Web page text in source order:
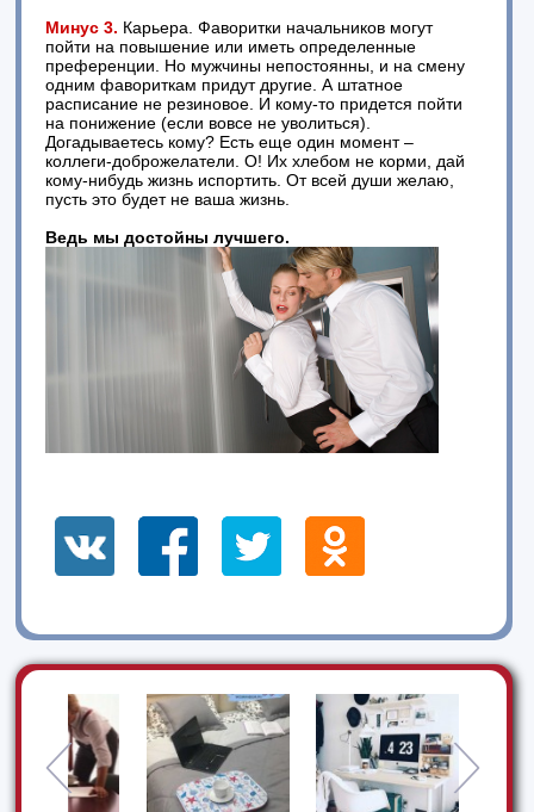
Минус 3. Карьера. Фаворитки начальников могут
пойти на повышение или иметь определенные
преференции. Но мужчины непостоянны, и на смену
одним фавориткам придут другие. А штатное
расписание не резиновое. И кому-то придется пойти
на понижение (если вовсе не уволиться).
Догадываетесь кому? Есть еще один момент –
коллеги-доброжелатели. О! Их хлебом не корми, дай
кому-нибудь жизнь испортить. От всей души желаю,
пусть это будет не ваша жизнь.
Ведь мы достойны лучшего.